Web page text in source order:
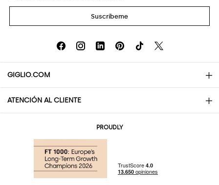
Suscríbeme
GIGLIO.COM
About
Community Store
ATENCIÓN AL CLIENTE
Devolución y Reembolso
PROUDLY